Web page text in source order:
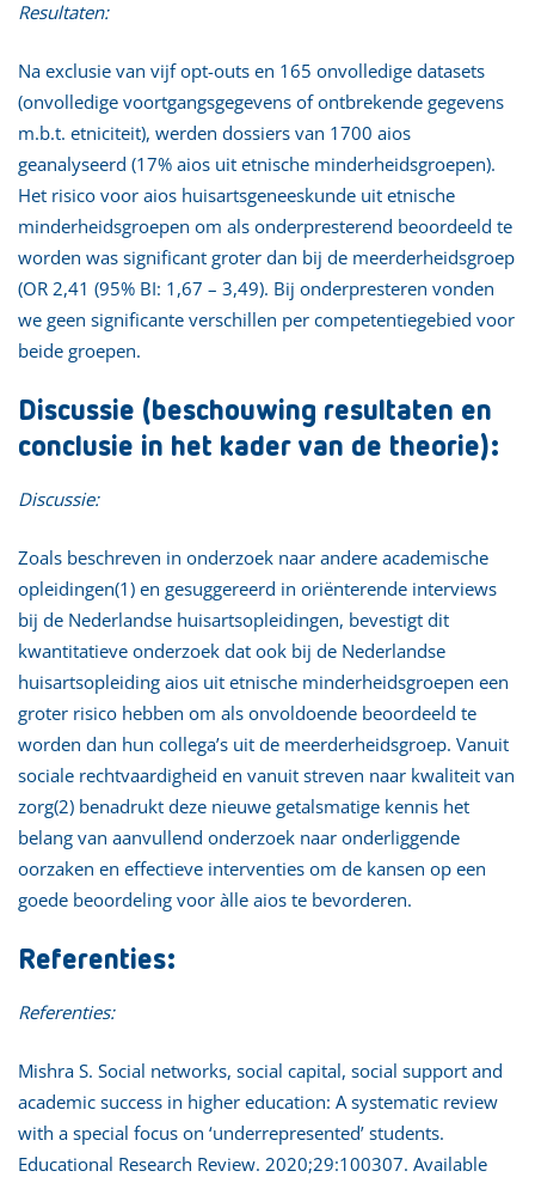
Resultaten:
Na exclusie van vijf opt-outs en 165 onvolledige datasets
(onvolledige voortgangsgegevens of ontbrekende gegevens
m.b.t. etniciteit), werden dossiers van 1700 aios
geanalyseerd (17% aios uit etnische minderheidsgroepen).
Het risico voor aios huisartsgeneeskunde uit etnische
minderheidsgroepen om als onderpresterend beoordeeld te
worden was significant groter dan bij de meerderheidsgroep
(OR 2,41 (95% BI: 1,67 – 3,49). Bij onderpresteren vonden
we geen significante verschillen per competentiegebied voor
beide groepen.
Discussie (beschouwing resultaten en
conclusie in het kader van de theorie):
Discussie:
Zoals beschreven in onderzoek naar andere academische
opleidingen(1) en gesuggereerd in oriënterende interviews
bij de Nederlandse huisartsopleidingen, bevestigt dit
kwantitatieve onderzoek dat ook bij de Nederlandse
huisartsopleiding aios uit etnische minderheidsgroepen een
groter risico hebben om als onvoldoende beoordeeld te
worden dan hun collega’s uit de meerderheidsgroep. Vanuit
sociale rechtvaardigheid en vanuit streven naar kwaliteit van
zorg(2) benadrukt deze nieuwe getalsmatige kennis het
belang van aanvullend onderzoek naar onderliggende
oorzaken en effectieve interventies om de kansen op een
goede beoordeling voor àlle aios te bevorderen.
Referenties:
Referenties:
Mishra S. Social networks, social capital, social support and
academic success in higher education: A systematic review
with a special focus on ‘underrepresented’ students.
Educational Research Review. 2020;29:100307. Available